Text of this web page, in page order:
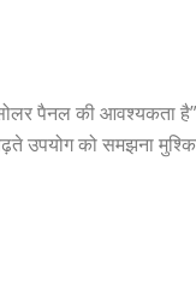
पैनल की आवश्यकता
उपयोग को समझना